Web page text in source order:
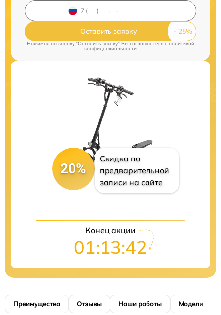
Оставить заявку
Нажимая на кнопку "Оставить заявку" Вы соглашаетесь cполитикой
конфиденциальности
20%
Скидка по
предварительной
записи на сайте
Конец акции
01:13:42
Преимущества Отзывы Наши работы Модели